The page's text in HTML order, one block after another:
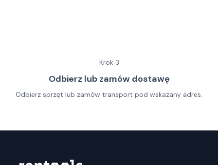
Krok 3
Odbierz lub zamów dostawę
Odbierz sprzęt lub zamów transport pod wskazany adres.